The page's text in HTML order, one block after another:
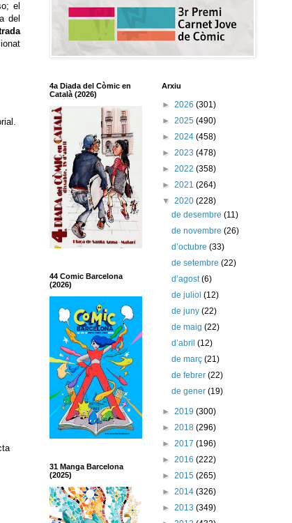
el
del
4a Diada del Còmic en
Català (2026)
44 Comic Barcelona
(2026)
31 Manga Barcelona
(2025)
Arxiu
► 2026 (301)
► 2025 (490)
► 2024 (458)
► 2023 (478)
► 2022 (358)
► 2021 (264)
▼ 2020 (228)
de desembre(11)
de novembre(26)
d’octubre(33)
de setembre(22)
d’agost(6)
de juliol(12)
de juny(22)
de maig(22)
d’abril(12)
de març(21)
de febrer(22)
de gener(19)
► 2019 (300)
► 2018 (296)
► 2017 (196)
► 2016 (222)
► 2015 (265)
► 2014 (326)
► 2013 (349)